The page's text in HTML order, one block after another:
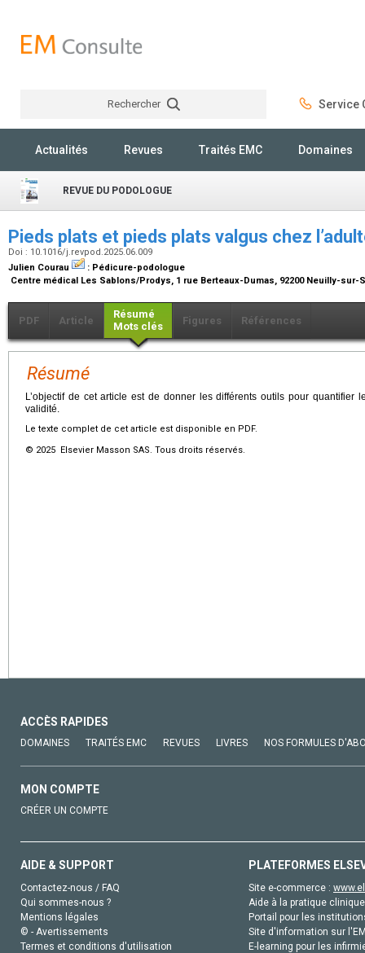
Rechercher Service
Actualités Revues Traités EMC Domaines
REVUE DU PODOLOGUE
Pieds plats et pieds plats valgus chez
Doi : 10.1016/j.revpod.2025.06.009
Julien Courau
: Pédicure-podologue
Centre médical Les Sablons/Prodys, 1 rue Berteaux-Dumas, 92200 Neuilly-sur-
PDF Article
Résumé
Mots clés
Figures Références
Résumé
L’objectif de cet article est de donner les différents outils pour quantifier
validité.
Le texte complet de cet article est disponible en PDF.
© 2025 Elsevier Masson SAS. Tous droits réservés.
ACCÈS RAPIDES
DOMAINES TRAITÉS EMC REVUES LIVRES NOS FORMULES
MON COMPTE
CRÉER UN COMPTE
AIDE & SUPPORT
Contactez-nous / FAQ
Qui sommes-nous ?
Mentions légales
© - Avertissements
Termes et conditions d'utilisation
PLATEFORMES
Site e-commerce :
Aide à la pratique
Portail pour les
Site d'information sur
E-learning pour les